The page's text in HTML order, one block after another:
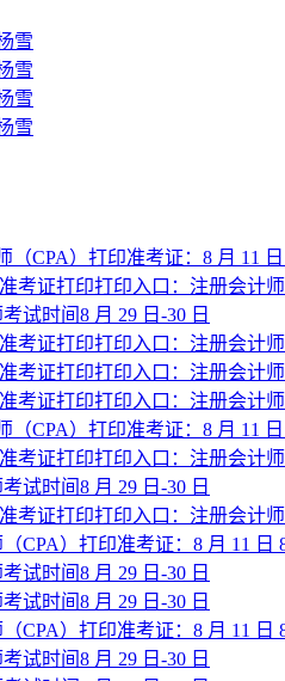
雪
雪
雪
雪
（CPA）打印准考证：8 月 11
考证打印打印入口：注册会计
试时间8 月 29 日-30 日
考证打印打印入口：注册会计
考证打印打印入口：注册会计
考证打印打印入口：注册会计
（CPA）打印准考证：8 月 11
考证打印打印入口：注册会计
试时间8 月 29 日-30 日
考证打印打印入口：注册会计
CPA）打印准考证：8 月 11 日
试时间8 月 29 日-30 日
试时间8 月 29 日-30 日
CPA）打印准考证：8 月 11 日
试时间8 月 29 日-30 日